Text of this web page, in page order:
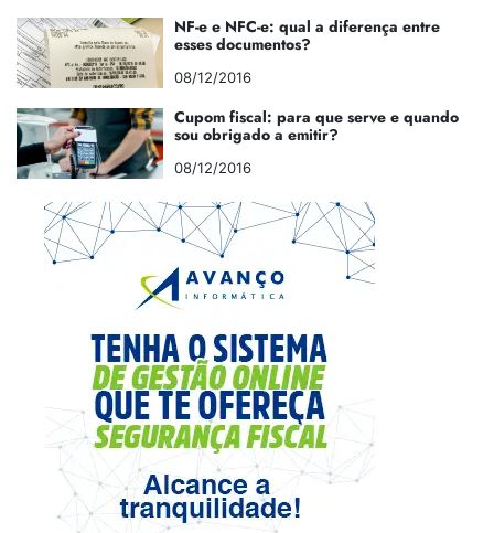
NF-e e NFC-e: qual a diferença entre
esses documentos?
08/12/2016
Cupom fiscal: para que serve e quando
sou obrigado a emitir?
08/12/2016